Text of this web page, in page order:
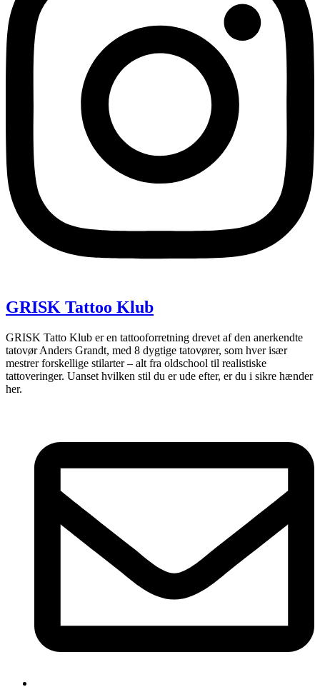
GRISK Tattoo Klub
GRISK Tatto Klub er en tattooforretning drevet af den anerkendte
tatovør Anders Grandt, med 8 dygtige tatovører, som hver især
mestrer forskellige stilarter – alt fra oldschool til realistiske
tattoveringer. Uanset hvilken stil du er ude efter, er du i sikre hænder
her.